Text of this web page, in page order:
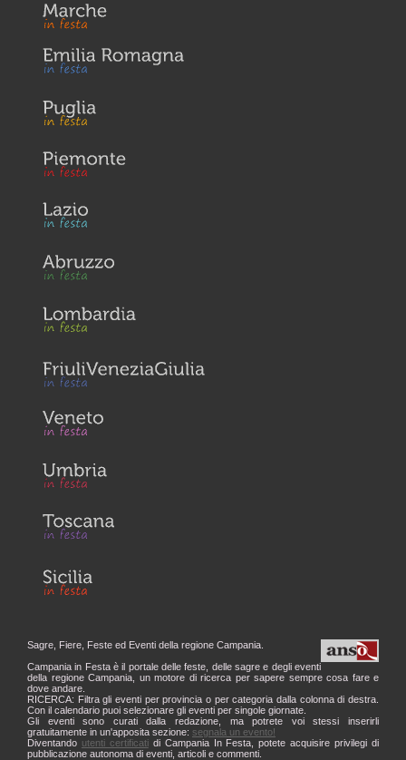
Sagre, Fiere, Feste ed Eventi della regione Campania.
Campania in Festa è il portale delle feste, delle sagre e degli eventi
della regione Campania, un motore di ricerca per sapere sempre cosa fare e
dove andare.
RICERCA: Filtra gli eventi per provincia o per categoria dalla colonna di destra.
Con il calendario puoi selezionare gli eventi per singole giornate.
Gli eventi sono curati dalla redazione, ma potrete voi stessi inserirli
gratuitamente in un'apposita sezione: segnala un evento!
Diventando utenti certificatidi Campania In Festa, potete acquisire privilegi di
pubblicazione autonoma di eventi, articoli e commenti.